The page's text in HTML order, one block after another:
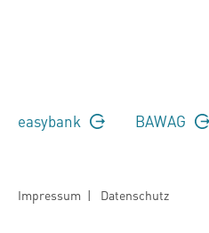
easybank BAWAG
Impressum | Datenschutz